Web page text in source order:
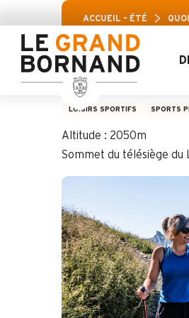
au
contenu
principal
Pass Loisirs
ACCUEIL – ÉTÉ
Sentier
LOISIRS SPORTIFS SPORTS
Altitude : 2050m
Sommet du télésiège